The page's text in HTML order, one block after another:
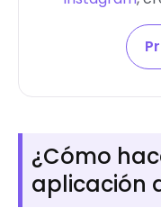
¿Cómo
aplicación